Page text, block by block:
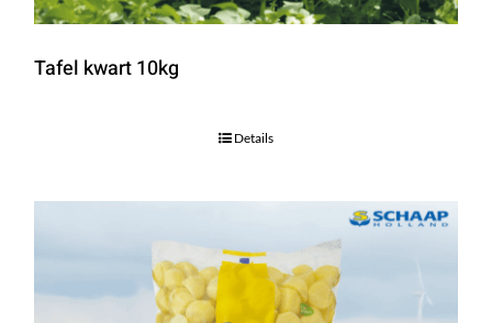
Tafel kwart 10kg
Details